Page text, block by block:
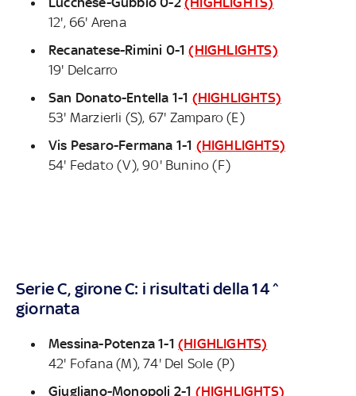
12', 66' Arena
Recanatese-Rimini 0-1(HIGHLIGHTS)
19' Delcarro
San Donato-Entella 1-1 (HIGHLIGHTS)
53' Marzierli (S), 67' Zamparo (E)
Vis Pesaro-Fermana 1-1 (HIGHLIGHTS)
54' Fedato (V), 90' Bunino (F)
Serie C, girone C: i risultati della 14^
giornata
Messina-Potenza 1-1 (HIGHLIGHTS)
42' Fofana (M), 74' Del Sole (P)
Giugliano-Monopoli 2-1 (HIGHLIGHTS)